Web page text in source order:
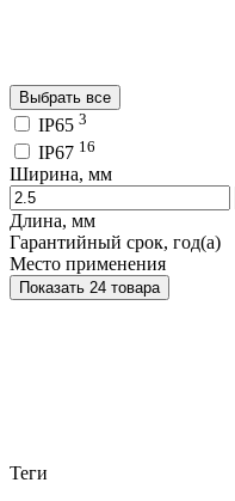
Выбрать все
IP65 3
IP67 16
Ширина, мм
Длина, мм
Гарантийный срок, год(а)
Место применения
Показать 24 товара
Теги